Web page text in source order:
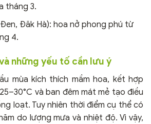
tháng 3.
Đăk Hà): hoa nở phong phú từ
4.
những yếu tố cần lưu ý
mùa kích thích mầm hoa, kết hợp
và ban đêm mát mẻ tạo điều
loạt. Tuy nhiên thời điểm cụ thể có
do lượng mưa và nhiệt độ. Vì vậy,